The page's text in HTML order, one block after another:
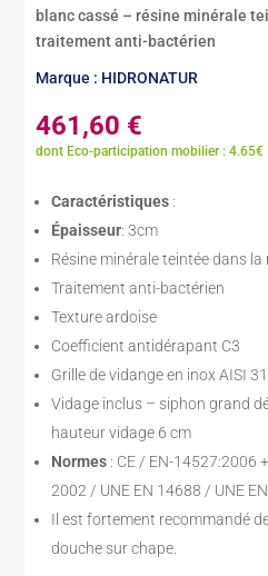
blanc cassé – résine minérale
traitement anti-bactérien
Marque : HIDRONATUR
461,60 €
dont Eco-participation mobilier : 4.65€
Caractéristiques :
Épaisseur: 3cm
Résine minérale teintée dans la
Traitement anti-bactérien
Texture ardoise
Coefficient antidérapant C3
Grille de vidange en inox AISI
Vidage inclus – siphon grand
hauteur vidage 6 cm
Normes : CE / EN-14527:2006
2002 / UNE EN 14688 / UNE
Il est fortement recommandé
douche sur chape.